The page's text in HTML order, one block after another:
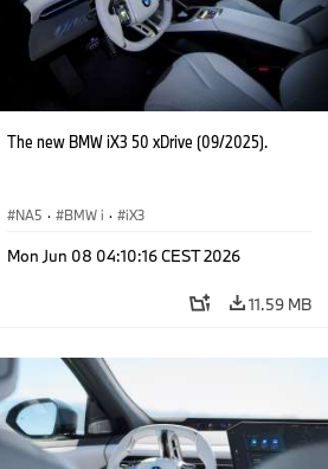
The new BMW iX3 50 xDrive (09/2025).
NA5 · BMW i · iX3
Mon Jun 08 04:10:16 CEST 2026
11.59 MB